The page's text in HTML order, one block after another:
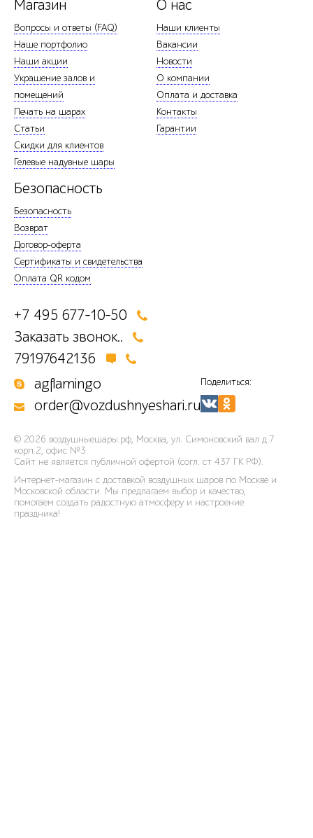
Магазин
Вопросы и ответы (FAQ)
Наше портфолио
Наши акции
Украшение залов и
помещений
Печать на шарах
Статьи
Скидки для клиентов
Гелевые надувные шары
О нас
Наши клиенты
Вакансии
Новости
О компании
Оплата и доставка
Контакты
Гарантии
Безопасность
Безопасность
Возврат
Договор-оферта
Сертификаты и свидетельства
Оплата QR кодом
+7 495 677-10-50
Заказать звонок..
79197642136
agflamingo
order@vozdushnyeshari.ru
Поделиться:
© 2026 воздушныешары.рф, Москва, ул. Симоновский вал д.7
корп.2, офис №3
Сайт не является публичной офертой (согл. ст 437 ГК РФ).
Интернет-магазин с доставкой воздушных шаров по Москве и
Московской области. Мы предлагаем выбор и качество,
помогаем создать радостную атмосферу и настроение
праздника!